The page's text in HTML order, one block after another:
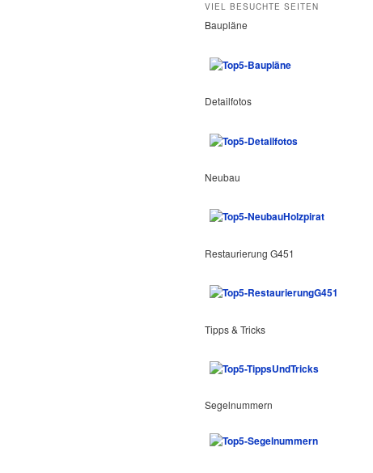
VIEL BESUCHTE SEITEN
Baupläne
Detailfotos
Neubau
Restaurierung G451
Tipps & Tricks
Segelnummern